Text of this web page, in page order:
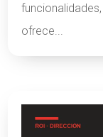
ofrece...